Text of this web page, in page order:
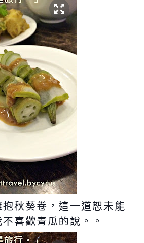
秋葵卷，這一道恕未能
喜歡青瓜的說。。